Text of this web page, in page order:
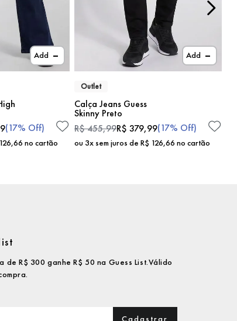
Add
(17% Off)
126,66 no cartão
Add
Outlet
Calça Jeans Guess
Skinny Preto
R$455,99R$ 379,99(17% Off)
ou 3x sem juros de R$ 126,66 no cartão
de R$ 300 ganhe R$ 50 na Guess List.Válido
Cadastrar